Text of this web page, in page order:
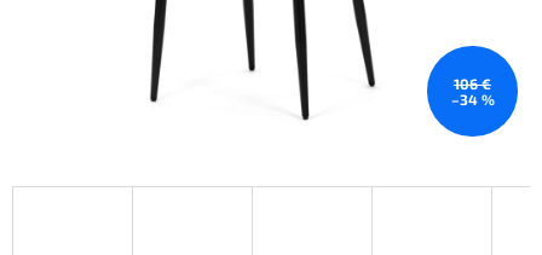
106 €
–34 %